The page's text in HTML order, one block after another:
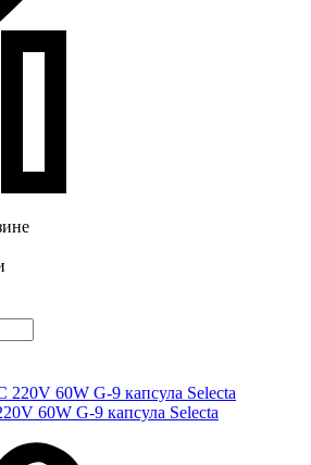
60W G-9 капсула Selecta